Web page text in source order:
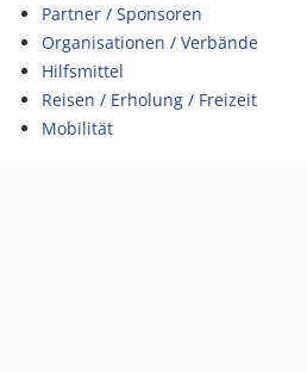
Partner / Sponsoren
Organisationen / Verbände
Hilfsmittel
Reisen / Erholung / Freizeit
Mobilität